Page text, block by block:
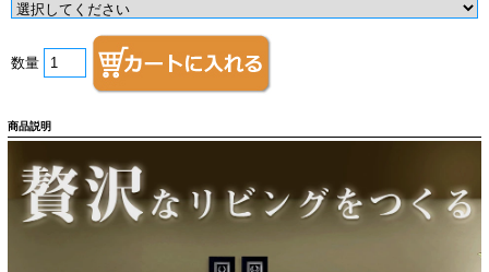
数量
商品説明